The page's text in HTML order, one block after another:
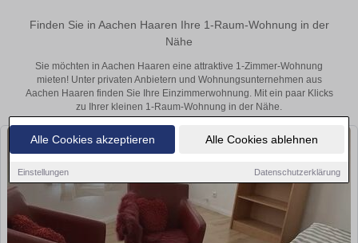
Alle Cookies akzeptieren Alle Cookies ablehnen
Einstellungen Datenschutzerklärung
Finden Sie in Aachen Haaren Ihre 1-Raum-Wohnung in der
Nähe
Sie möchten in Aachen Haaren eine attraktive 1-Zimmer-Wohnung
mieten! Unter privaten Anbietern und Wohnungsunternehmen aus
Aachen Haaren finden Sie Ihre Einzimmerwohnung. Mit ein paar Klicks
zu Ihrer kleinen 1-Raum-Wohnung in der Nähe.